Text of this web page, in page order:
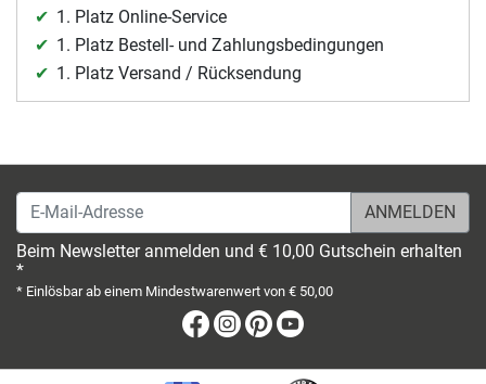
1. Platz Online-Service
1. Platz Bestell- und Zahlungsbedingungen
1. Platz Versand / Rücksendung
E-Mail-Adresse
Beim Newsletter anmelden und € 10,00 Gutschein erhalten
*
* Einlösbar ab einem Mindestwarenwert von € 50,00
Facebook
Instagram
Pinterest